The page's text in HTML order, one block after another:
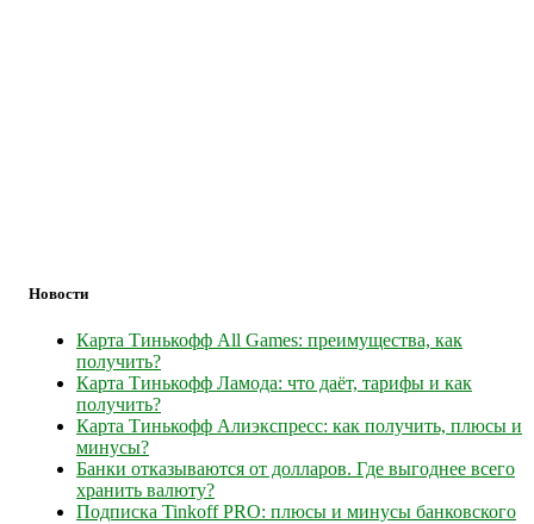
Новости
Карта Тинькофф All Games: преимущества, как
получить?
Карта Тинькофф Ламода: что даёт, тарифы и как
получить?
Карта Тинькофф Алиэкспресс: как получить, плюсы и
минусы?
Банки отказываются от долларов. Где выгоднее всего
хранить валюту?
Подписка Tinkoff PRO: плюсы и минусы банковского